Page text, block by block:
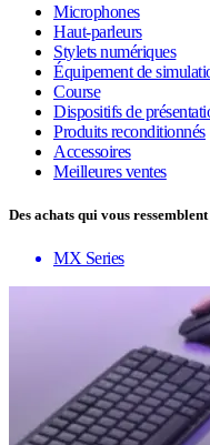
Microphones
Haut-parleurs
Stylets numériques
Équipement de
Course
Dispositifs de
Produits reconditionnés
Accessoires
Meilleures ventes
Des achats qui vous ressemblent
MX Series